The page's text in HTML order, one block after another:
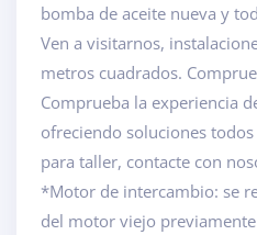
bomba de aceite nueva y
Ven a visitarnos,
metros cuadrados.
Comprueba la experiencia
ofreciendo soluciones
para taller, contacte con
*Motor de intercambio: se
del motor viejo